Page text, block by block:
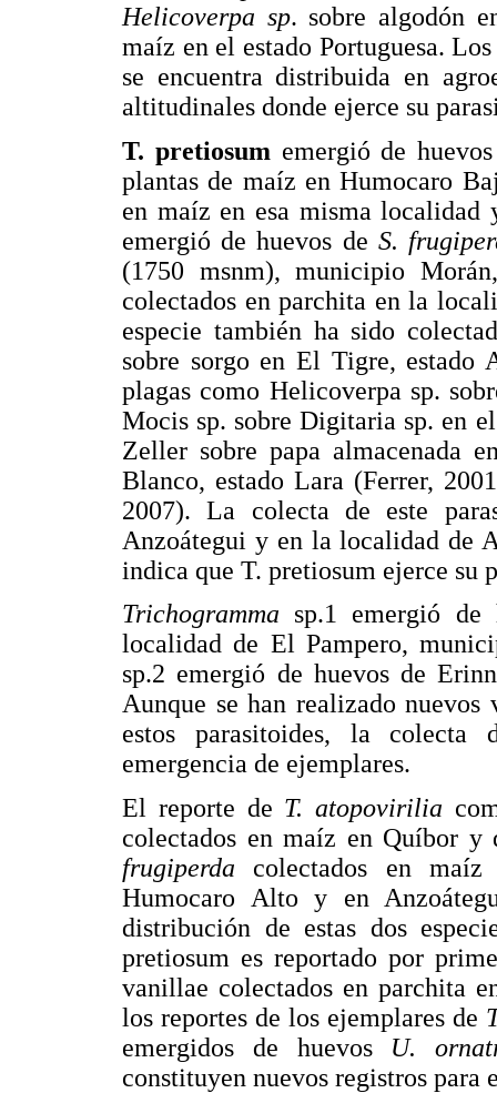
Helicoverpa sp. sobre algodón
maíz en el estado Portuguesa.
se encuentra distribuida en
altitudinales donde ejerce su
T. pretiosum emergió de
plantas de maíz en Humocaro
en maíz en esa misma
emergió de huevos de S.
(1750 msnm), municipio
colectados en parchita en la
especie también ha sido
sobre sorgo en El Tigre, estado
plagas como Helicoverpa sp.
Mocis sp. sobre Digitaria sp. en
Zeller sobre papa almacenada
Blanco, estado Lara (Ferrer,
2007). La colecta de este
Anzoátegui y en la localidad de
indica que T. pretiosum ejerce su
Trichogramma sp.1 emergió
localidad de El Pampero,
sp.2 emergió de huevos de
Aunque se han realizado
estos parasitoides, la colecta
emergencia de ejemplares.
El reporte de T. atopovirilia
colectados en maíz en Quíbor
frugiperda colectados en
Humocaro Alto y en
distribución de estas dos
pretiosum es reportado por
vanillae colectados en parchita
los reportes de los ejemplares de
emergidos de huevos U.
constituyen nuevos registros para